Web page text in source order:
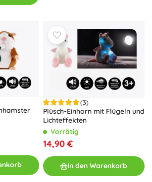
(3)
Plüsch-Einhorn mit Flügeln und
Lichteffekten
Vorrätig
14,90 €
In den Warenkorb